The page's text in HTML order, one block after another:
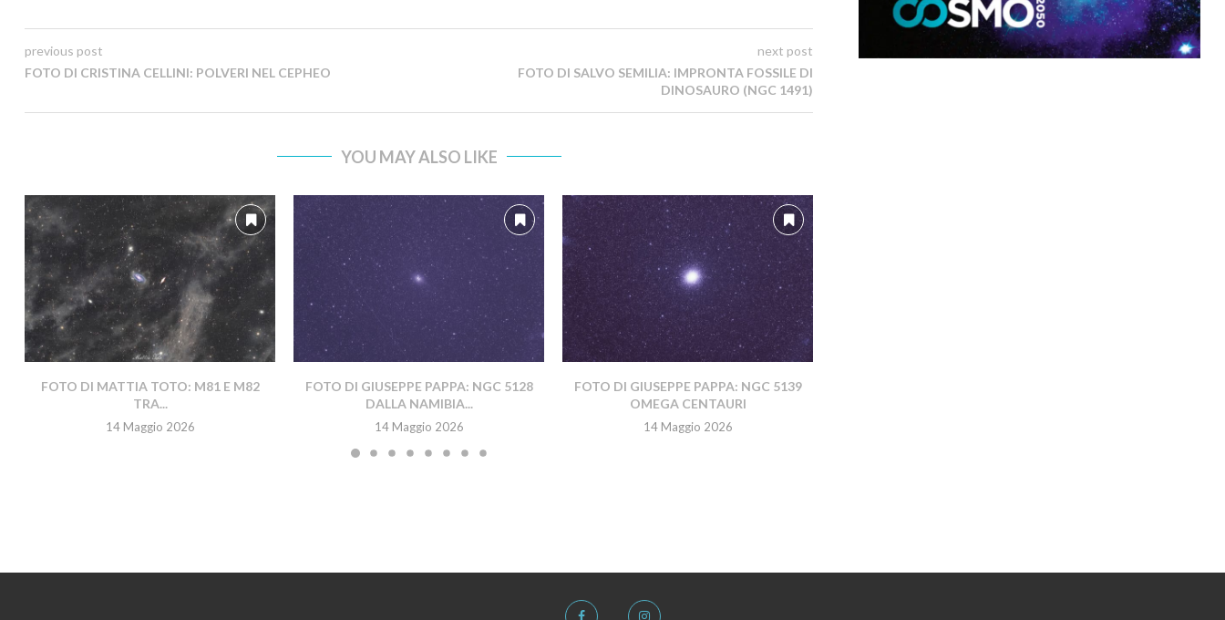
previous post
FOTO DI CRISTINA CELLINI: POLVERI NEL CEPHEO
next post
FOTO DI SALVO SEMILIA: IMPRONTA FOSSILE DI
DINOSAURO (NGC 1491)
YOU MAY ALSO LIKE
FOTO DI MATTIA TOTO: M81 E M82
TRA...
14 Maggio 2026
FOTO DI GIUSEPPE PAPPA: NGC 5128
DALLA NAMIBIA...
14 Maggio 2026
FOTO DI GIUSEPPE PAPPA: NGC 5139
OMEGA CENTAURI
14 Maggio 2026